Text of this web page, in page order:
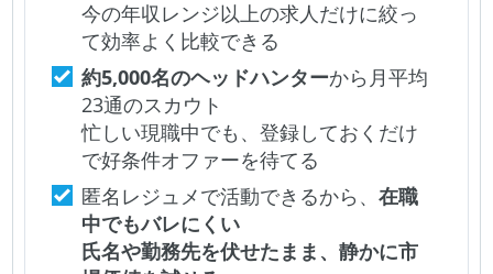
今の年収レンジ以上の求人だけに絞っ
て効率よく比較できる
約5,000名のヘッドハンターから月平均
23通のスカウト
忙しい現職中でも、登録しておくだけ
で好条件オファーを待てる
匿名レジュメで活動できるから、在職
中でもバレにくい
氏名や勤務先を伏せたまま、静かに市